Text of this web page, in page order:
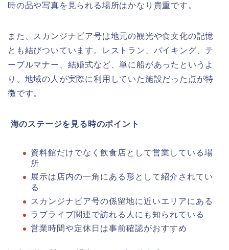
時の品や写真を見られる場所はかなり貴重です。
また、スカンジナビア号は地元の観光や食文化の記憶
とも結びついています。レストラン、バイキング、テ
ーブルマナー、結婚式など、単に船があったというよ
り、地域の人が実際に利用していた施設だった点が特
徴です。
海のステージを見る時のポイント
資料館だけでなく飲食店として営業している場
所
展示は店内の一角にある形として紹介されてい
る
スカンジナビア号の係留地に近いエリアにある
ラブライブ関連で訪れる人にも知られている
営業時間や定休日は事前確認がおすすめ